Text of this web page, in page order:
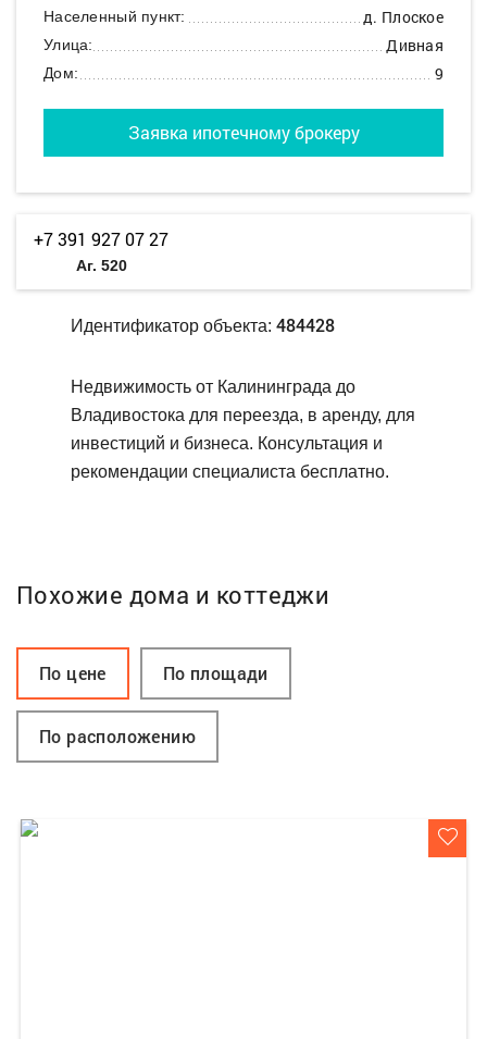
Населенный пункт: д. Плоское
Улица: Дивная
Дом: 9
Заявка ипотечному брокеру
+7 391 927 07 27
Аг. 520
Идентификатор объекта: 484428
Недвижимость от Калининграда до
Владивостока для переезда, в аренду, для
инвестиций и бизнеса. Консультация и
рекомендации специалиста бесплатно.
Похожие дома и коттеджи
По цене По площади
По расположению